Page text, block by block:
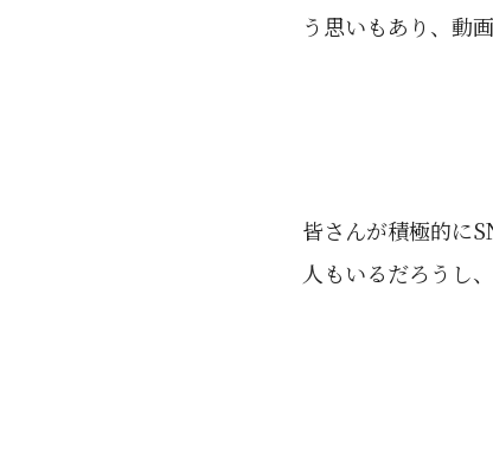
う思いもあり、動
皆さんが積極的に
人もいるだろうし